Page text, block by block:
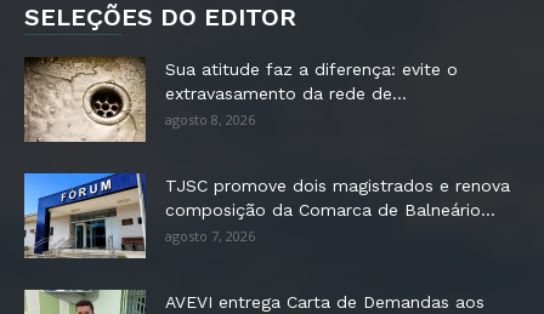
SELEÇÕES DO EDITOR
Sua atitude faz a diferença: evite o
extravasamento da rede de...
agosto 8, 2026
TJSC promove dois magistrados e renova
composição da Comarca de Balneário...
agosto 7, 2026
AVEVI entrega Carta de Demandas aos